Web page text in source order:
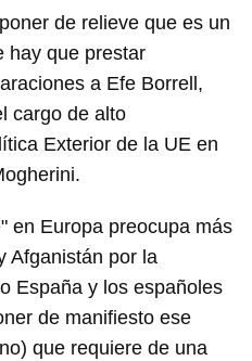
de relieve que es un
hay que prestar
a Efe Borrell,
cargo de alto
Exterior de la UE en
en Europa preocupa más
Afganistán por la
España y los españoles
de manifiesto ese
que requiere de una